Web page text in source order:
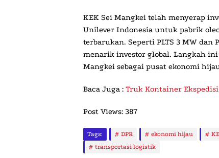
KEK Sei Mangkei telah menyerap
Unilever Indonesia untuk pabrik
terbarukan. Seperti PLTS 3 MW dan
menarik investor global. Langkah
Mangkei sebagai pusat ekonomi
Baca Juga : Truk Kontainer Ekspedisi
Post Views: 387
Tags: DPR ekonomi hijau
transportasi logistik